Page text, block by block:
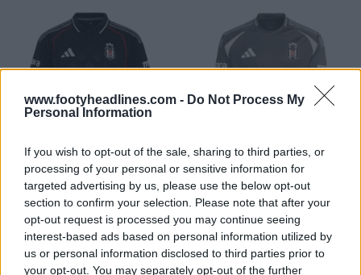
www.footyheadlines.com - Do Not Process My
Personal Information
If you wish to opt-out of the sale, sharing to third parties, or
processing of your personal or sensitive information for
targeted advertising by us, please use the below opt-out
section to confirm your selection. Please note that after your
opt-out request is processed you may continue seeing
interest-based ads based on personal information utilized by
us or personal information disclosed to third parties prior to
your opt-out. You may separately opt-out of the further